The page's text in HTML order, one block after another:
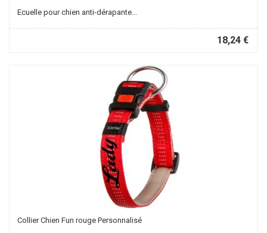
Ecuelle pour chien anti-dérapante...
18,24 €
Collier Chien Fun rouge Personnalisé